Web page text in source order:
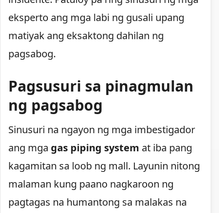
eksperto ang mga labi ng gusali upang
matiyak ang eksaktong dahilan ng
pagsabog.
Pagsusuri sa pinagmulan
ng pagsabog
Sinusuri na ngayon ng mga imbestigador
ang mga gas piping system at iba pang
kagamitan sa loob ng mall. Layunin nitong
malaman kung paano nagkaroon ng
pagtagas na humantong sa malakas na